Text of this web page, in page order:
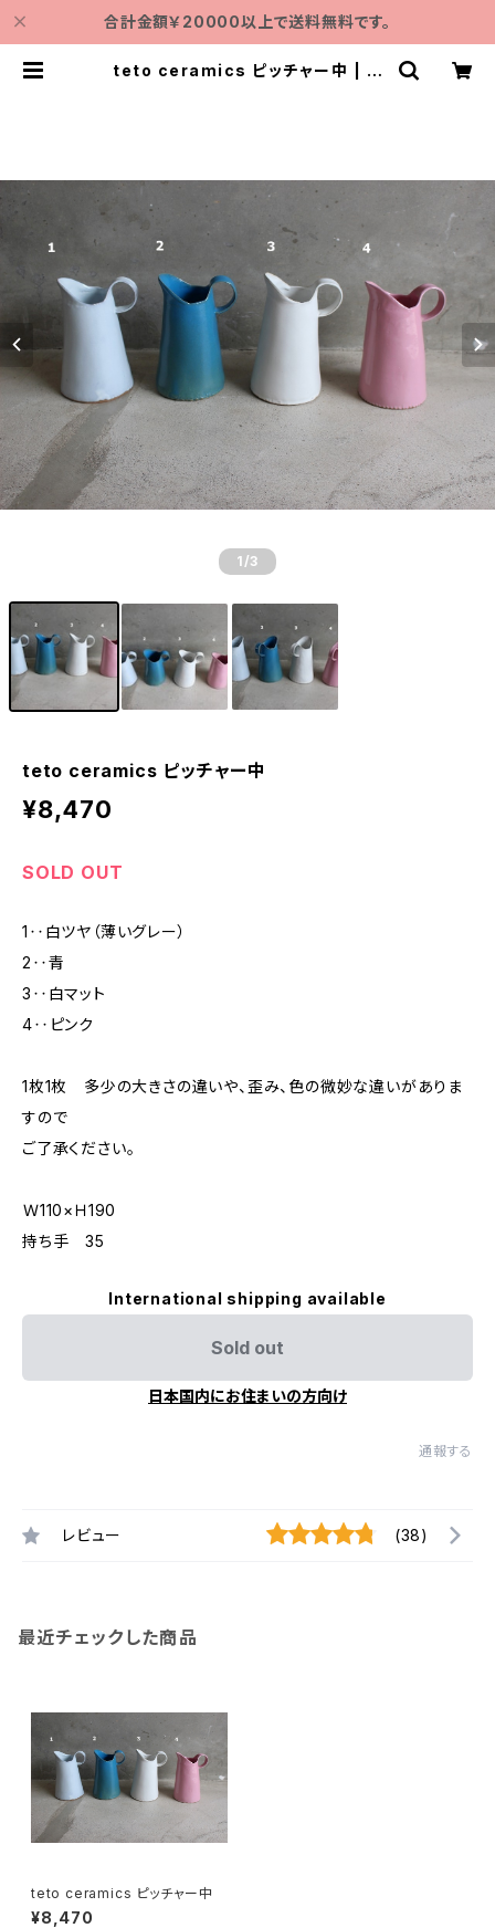
合計金額￥20000以上で送料無料です。
teto ceramics ピッチャー中 | ク
1 /3
teto ceramics ピッチャー中
¥8,470
SOLD OUT
1‥白ツヤ（薄いグレー）
2‥青
3‥白マット
4‥ピンク
1枚1枚 多少の大きさの違いや、歪み、色の微妙な違いがありま
すので
ご了承ください。
Ｗ110×Ｈ190
持ち手 35
International shipping available
Sold out
日本国内にお住まいの方向け
通報する
レビュー (38)
最近チェックした商品
teto ceramics ピッチャー中
¥8,470